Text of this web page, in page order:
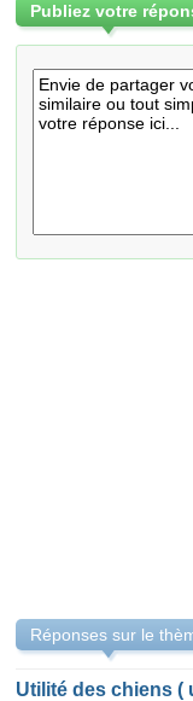
Publiez votre
Réponses sur le
Utilité des chiens (